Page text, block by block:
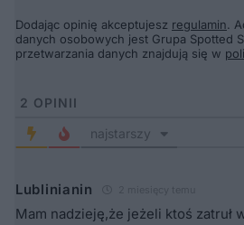
Dodając opinię akceptujesz regulamin.
danych osobowych jest Grupa Spotted
przetwarzania danych znajdują się w
2 OPINII
najstarszy
Lublinianin
Mam nadzieję,że jeżeli ktoś zatruł